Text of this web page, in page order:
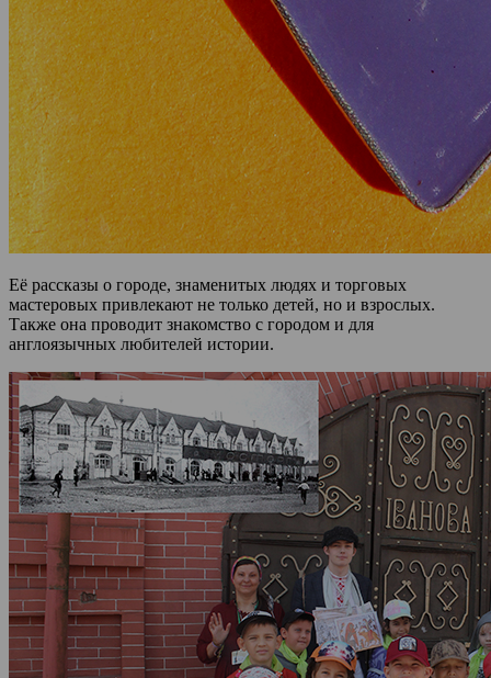
Её рассказы о городе, знаменитых людях и торговых
мастеровых привлекают не только детей, но и взрослых.
Также она проводит знакомство с городом и для
англоязычных любителей истории.